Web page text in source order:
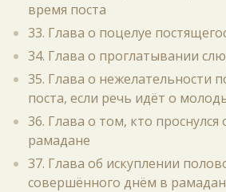
время поста
33. Глава о поцелуе
34. Глава о проглатывании
35. Глава о нежелательности
поста, если речь идёт о
36. Глава о том, кто
рамадане
37. Глава об искуплении
совершённого днём в